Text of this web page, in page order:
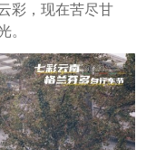
彩，现在苦尽甘
。